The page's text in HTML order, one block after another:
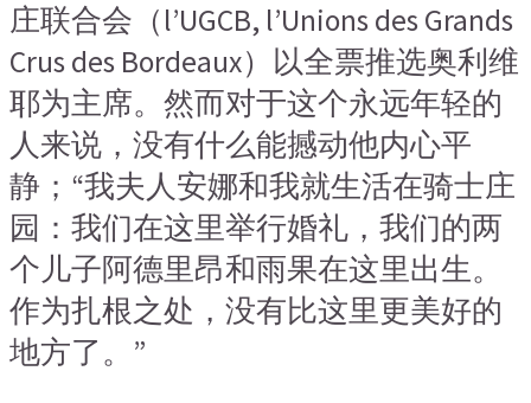
庄联合会（l’UGCB, l’Unions des Grands
Crus des Bordeaux）以全票推选奥利维
耶为主席。然而对于这个永远年轻的
人来说，没有什么能撼动他内心平
静；“我夫人安娜和我就生活在骑士庄
园：我们在这里举行婚礼，我们的两
个儿子阿德里昂和雨果在这里出生。
作为扎根之处，没有比这里更美好的
地方了。”